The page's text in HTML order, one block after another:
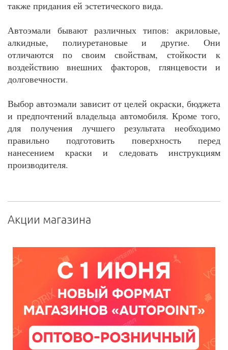
также придания ей эстетического вида.
Автоэмали бывают различных типов: акриловые,
алкидные, полиуретановые и другие. Они
отличаются по своим свойствам, стойкости к
воздействию внешних факторов, глянцевости и
долговечности.
Выбор автоэмали зависит от целей окраски, бюджета
и предпочтений владельца автомобиля. Кроме того,
для получения лучшего результата необходимо
правильно подготовить поверхность перед
нанесением краски и следовать инструкциям
производителя.
Акции магазина